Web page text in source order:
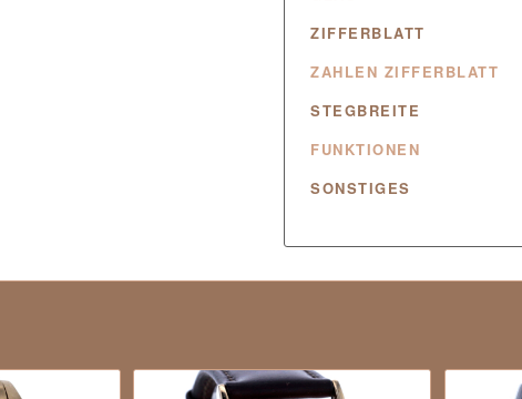
ZIFFERBLATT
ZAHLEN ZIFFERBLATT
STEGBREITE
FUNKTIONEN
SONSTIGES